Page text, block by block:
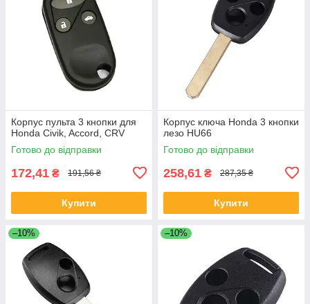
Корпус пульта 3 кнопки для
Honda Civik, Accord, CRV
Готово до відправки
172,41 ₴ 191,56 ₴
Купити
Корпус ключа Honda 3 кнопки
лезо HU66
Готово до відправки
258,61 ₴ 287,35 ₴
Купити
–10% –10%